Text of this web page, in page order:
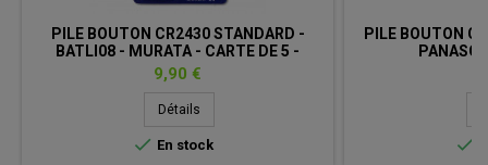
PILE BOUTON CR2430 STANDARD -
BATLI08 - MURATA - CARTE DE 5 -
LITHIUM - 3V
Prix
9,90 €
Détails
 En stock
PILE BOUTON
